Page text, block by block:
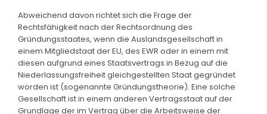
Abweichend davon richtet sich die Frage der
Rechtsfähigkeit nach der Rechtsordnung des
Gründungsstaates, wenn die Auslandsgesellschaft in
einem Mitgliedstaat der EU, des EWR oder in einem mit
diesen aufgrund eines Staatsvertrags in Bezug auf die
Niederlassungsfreiheit gleichgestellten Staat gegründet
worden ist (sogenannte Gründungstheorie). Eine solche
Gesellschaft ist in einem anderen Vertragsstaat auf der
Grundlage der im Vertrag über die Arbeitsweise der